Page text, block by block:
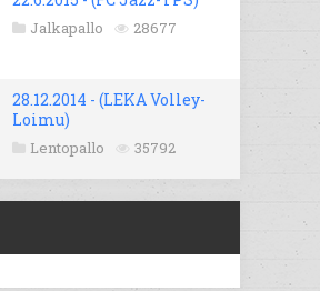
Jalkapallo 28677
28.12.2014 - (LEKA Volley-
Loimu)
Lentopallo 35792